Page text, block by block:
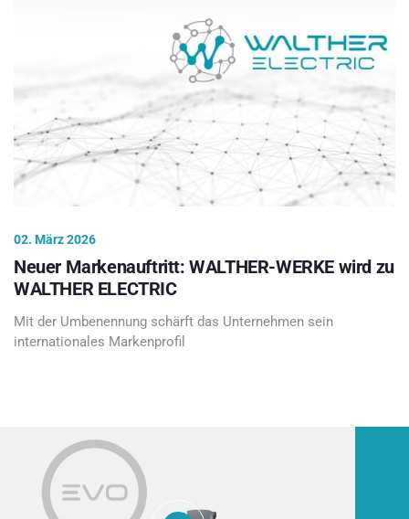
02. März 2026
Neuer Markenauftritt: WALTHER-WERKE wird zu
WALTHER ELECTRIC
Mit der Umbenennung schärft das Unternehmen sein
internationales Markenprofil